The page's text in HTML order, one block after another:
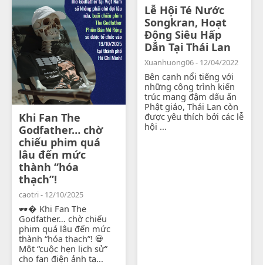
Khi Fan The
Godfather… chờ
chiếu phim quá
lâu đến mức
thành “hóa
thạch”!
caotri - 12/10/2025
🕶� Khi Fan The
Godfather… chờ chiếu
phim quá lâu đến mức
thành “hóa thạch”! 💀
Một “cuộc hẹn lịch sử”
cho fan điện ảnh tạ...
Lễ Hội Té Nước
Songkran, Hoạt
Động Siêu Hấp
Dẫn Tại Thái Lan
Xuanhuong06 - 12/04/2022
Bên cạnh nổi tiếng với
những công trình kiến
trúc mang đậm dấu ấn
Phật giáo, Thái Lan còn
được yêu thích bởi các lễ
hội ...